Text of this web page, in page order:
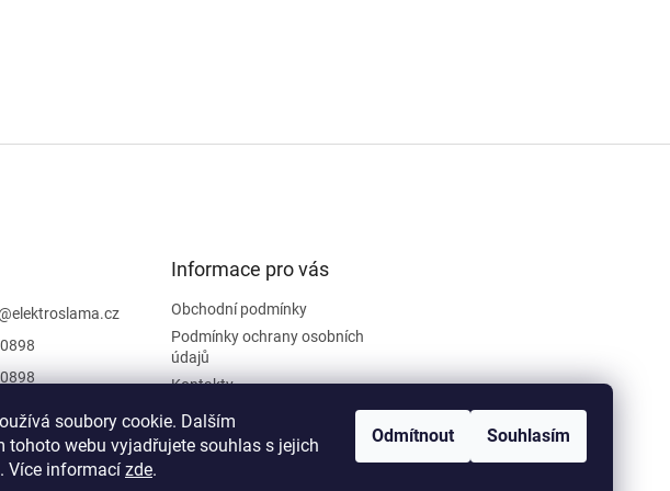
soubory cookie. Dalším
tohoto webu vyjadřujete souhlas s jejich
Více informací zde.
Odmítnout Souhlasím
elektroslama.cz
na
Informace pro vás
Obchodní podmínky
Podmínky ochrany osobních
údajů
Kontakty